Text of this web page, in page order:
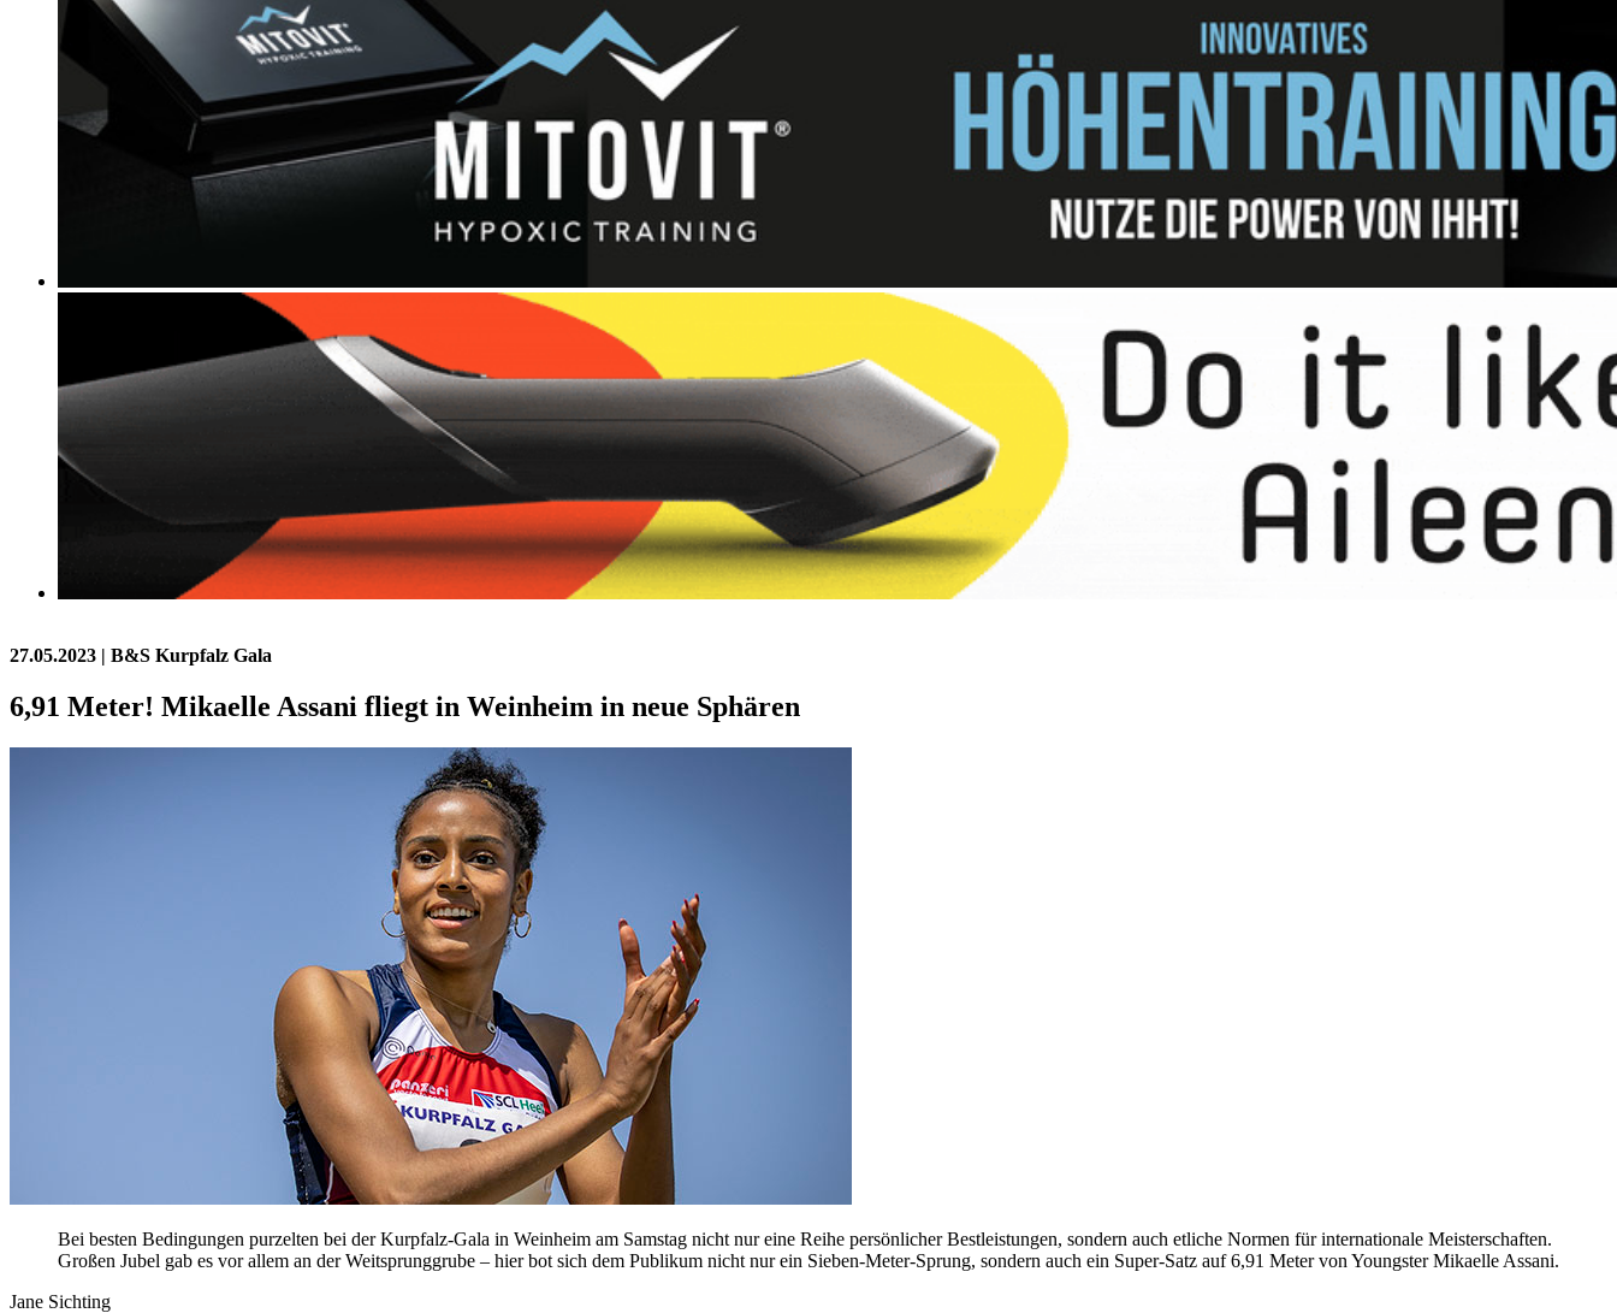
27.05.2023 | B&S Kurpfalz Gala
6,91 Meter! Mikaelle Assani fliegt in Weinheim in neue Sphären
Bei besten Bedingungen purzelten bei der Kurpfalz-Gala in Weinheim am Samstag nicht nur eine Reihe persönlicher Bestleistungen, sondern auch etliche Normen für internationale Meisterschaften.
Großen Jubel gab es vor allem an der Weitsprunggrube – hier bot sich dem Publikum nicht nur ein Sieben-Meter-Sprung, sondern auch ein Super-Satz auf 6,91 Meter von Youngster Mikaelle Assani.
Jane Sichting